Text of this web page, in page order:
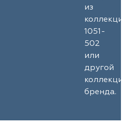
из
1051-
502
или
другой
коллекции
бренда.